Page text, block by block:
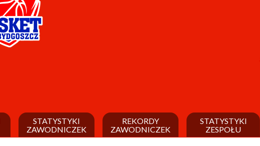
STATYSTYKI
ZAWODNICZEK
REKORDY
ZAWODNICZEK
STATYSTYKI
ZESPOŁU